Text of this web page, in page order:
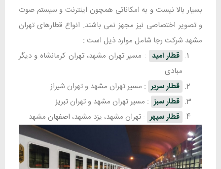
بسیار بالا نیست و به امکاناتی همچون اینترنت و سیستم صوت
و تصویر اختصاصی نیز مجهز نمی باشند. انواع قطارهای تهران
مشهد شرکت رجا شامل موارد ذیل است :
قطار امید : مسیر تهران مشهد، تهران کرمانشاه و دیگر
مبادی
قطار سریر : مسیر تهران مشهد و تهران شیراز
قطار سبز : مسیر تهران مشهد و تهران تبریز
قطار سپهر : تهران مشهد، یزد مشهد، اصفهان مشهد